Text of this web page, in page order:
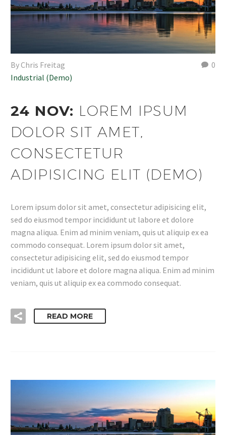
0
By Chris Freitag
Industrial (Demo)
24 NOV: LOREM IPSUM
DOLOR SIT AMET,
CONSECTETUR
ADIPISICING ELIT (DEMO)
Lorem ipsum dolor sit amet, consectetur adipisicing elit,
sed do eiusmod tempor incididunt ut labore et dolore
magna aliqua. Enim ad minim veniam, quis ut aliquip ex ea
commodo consequat. Lorem ipsum dolor sit amet,
consectetur adipisicing elit, sed do eiusmod tempor
incididunt ut labore et dolore magna aliqua. Enim ad minim
veniam, quis ut aliquip ex ea commodo consequat.
READ MORE